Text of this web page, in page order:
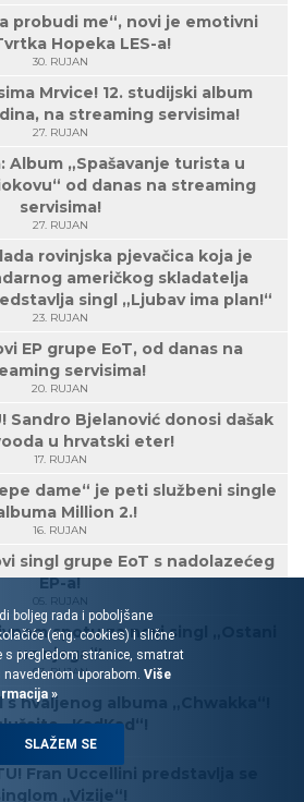
probudi me“, novi je emotivni
Hopeka LES-a!
30. RUJAN
Mrvice! 12. studijski album
na streaming servisima!
27. RUJAN
Album „Spašavanje turista u
od danas na streaming
servisima!
27. RUJAN
rovinjska pjevačica koja je
američkog skladatelja
singl „Ljubav ima plan!“
23. RUJAN
EP grupe EoT, od danas na
servisima!
20. RUJAN
Sandro Bjelanović donosi dašak
u hrvatski eter!
17. RUJAN
dame“ je peti službeni single
Million 2.!
16. RUJAN
singl grupe EoT s nadolazećeg
EP-a!
05. RUJAN
spotu za novi singl „Ostani
uz njega“!
03. RUJAN
s hvaljenog albuma „Chwakka“!
„KadKad“!
30. KOLOVOZ
Fran Uccellini predstavlja se
„Vizije“!
boljeg rada i poboljšane
(eng. cookies) i slične
s pregledom stranice, smatrat
uporabom. Više
»
SLAŽEM SE